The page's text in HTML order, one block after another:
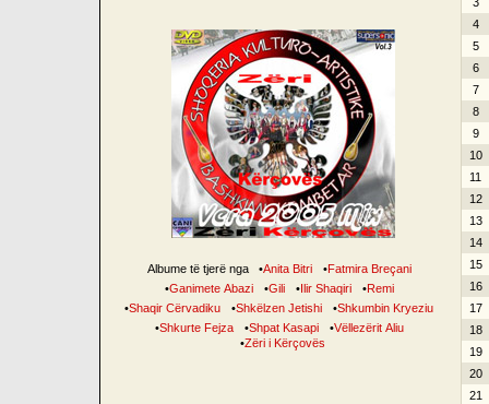
Albume të tjerë nga •Anita Bitri •Fatmira Breçani
•Ganimete Abazi •Gili •Ilir Shaqiri •Remi
•Shaqir Cërvadiku •Shkëlzen Jetishi •Shkumbin Kryeziu
•Shkurte Fejza •Shpat Kasapi •Vëllezërit Aliu
•Zëri i Kërçovës
4
5
6
7
8
9
10
11
12
13
14
15
16
17
18
19
20
21